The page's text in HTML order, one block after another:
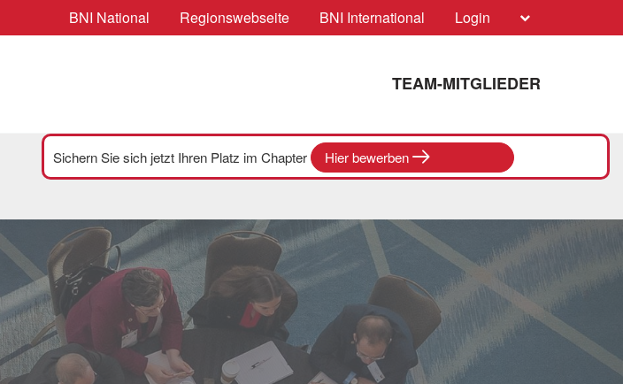
BNI National Regionswebseite BNI International Login
TEAM-MITGLIEDER
Sichern Sie sich jetzt Ihren Platz im Chapter Hier bewerben